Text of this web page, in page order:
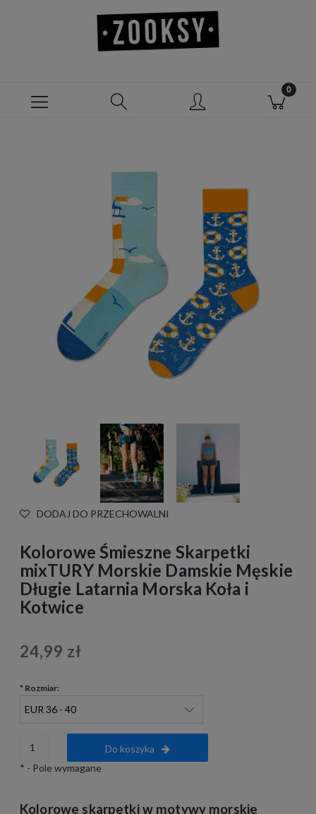
DODAJ DO PRZECHOWALNI
Kolorowe Śmieszne Skarpetki
mixTURY Morskie Damskie Męskie
Długie Latarnia Morska Koła i
Kotwice
24,99 zł
* Rozmiar:
Do koszyka
* - Pole wymagane
Kolorowe skarpetki w motywy morskie